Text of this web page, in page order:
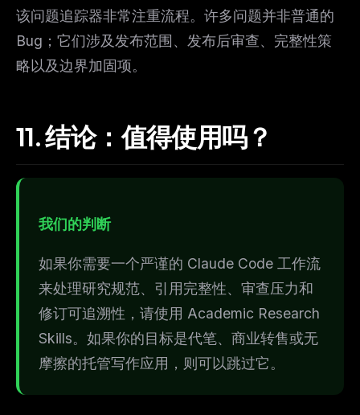
该问题追踪器非常注重流程。许多问题并非普通的
Bug；它们涉及发布范围、发布后审查、完整性策
略以及边界加固项。
11.结论：值得使用吗？
我们的判断
如果你需要一个严谨的 Claude Code 工作流
来处理研究规范、引用完整性、审查压力和
修订可追溯性，请使用 Academic Research
Skills。如果你的目标是代笔、商业转售或无
摩擦的托管写作应用，则可以跳过它。